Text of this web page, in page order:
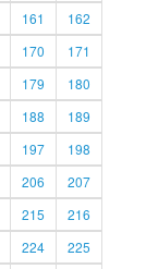
161
162
170
171
179
180
188
189
197
198
206
207
215
216
224
225